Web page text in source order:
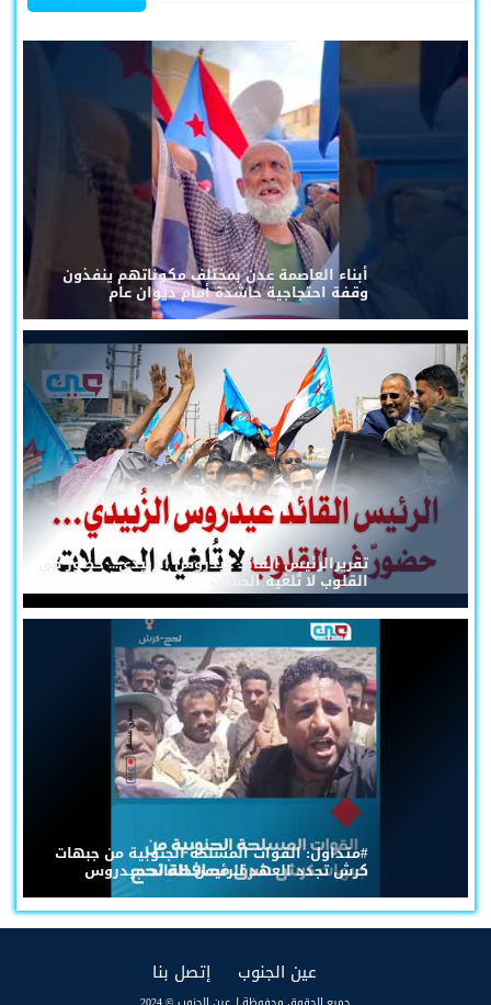
أبناء العاصمة عدن بمختلف مكوناتهم ينفذون
وقفة احتجاجية حاشدة أمام ديوان عام
تقريرالرئيس القائد عيدروس الزُبيدي... حضورٌ في
القلوب لا تُلغيه الحملات
#متداول: القوات المسلحة الجنوبية من جبهات
كرش تجدد العهد للرئيس القائد عيدروس
عين الجنوب إتصل بنا